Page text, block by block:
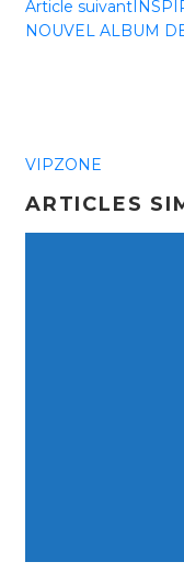
Article suivant
NOUVEL ALBUM
VIPZONE
ARTICLES